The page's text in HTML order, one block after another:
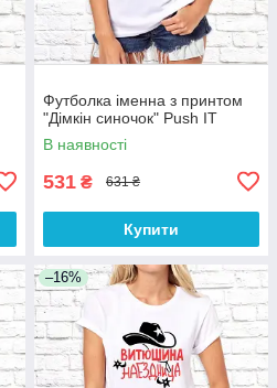
Футболка іменна з принтом
"Дімкін синочок" Push IT
В наявності
531 ₴ 631 ₴
Купити
–16%